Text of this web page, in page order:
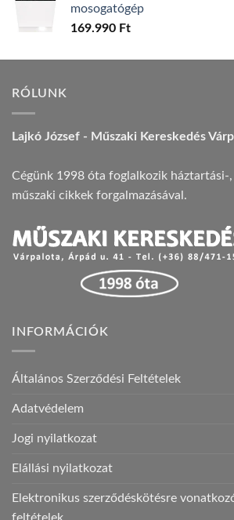
mosogatógép
169.990 Ft
RÓLUNK
Lajkó József - Műszaki Kereskedés
Cégünk 1998 óta foglalkozik háztartási-
műszaki cikkek forgalmazásával.
INFORMÁCIÓK
Általános Szerződési Feltételek
Adatvédelem
Jogi nyilatkozat
Elállási nyilatkozat
Elektronikus szerződéskötésre